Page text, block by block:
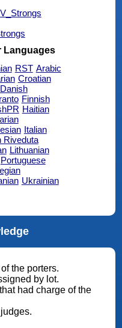
Languages
RST Arabic
Croatian
Danish
Finnish
Haitian
Italian
Riveduta
Lithuanian
Portuguese
Ukrainian
the porters.
by lot.
had charge of the